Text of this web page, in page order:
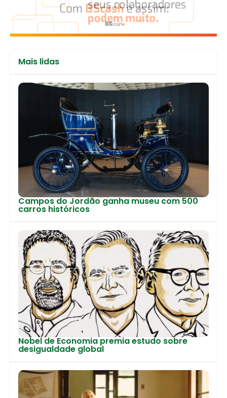
Mais lidas
Campos do Jordão ganha museu com 500
carros históricos
Nobel de Economia premia estudo sobre
desigualdade global